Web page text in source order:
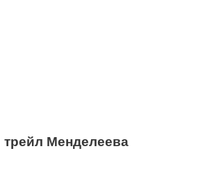
Менделеева